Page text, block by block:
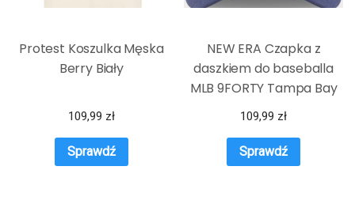
Protest Koszulka Męska
Berry Biały
109,99 zł
Sprawdź
NEW ERA Czapka z
daszkiem do baseballa
MLB 9FORTY Tampa Bay
Rays –
109,99 zł
Sprawdź